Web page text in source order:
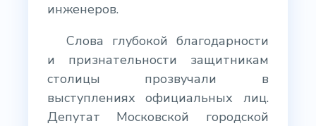
инженеров.
Слова глубокой благодарности
и признательности защитникам
столицы прозвучали в
выступлениях официальных лиц.
Депутат Московской городской